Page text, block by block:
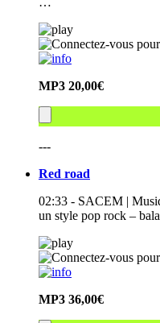
MP3 20,00€
---
Red road
02:33 - SACEM |
un style pop rock –
MP3 36,00€